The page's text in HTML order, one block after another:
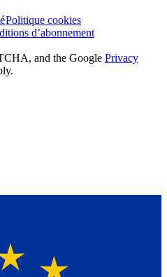
Politique cookies
d’abonnement
and the Google Privacy